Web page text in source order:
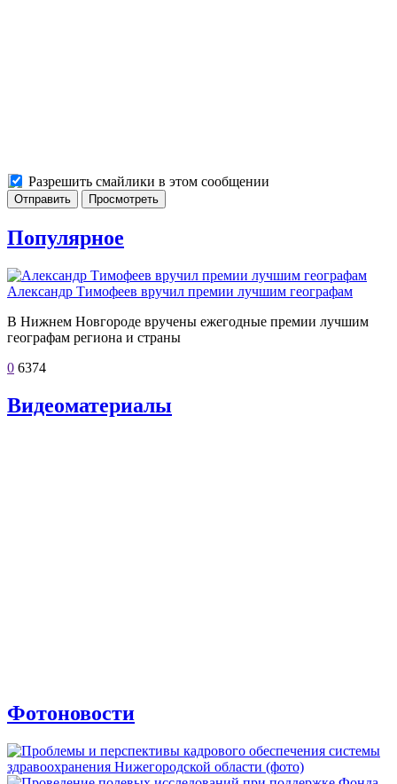
Разрешить смайлики в этом сообщении
Популярное
Александр Тимофеев вручил премии лучшим географам
В Нижнем Новгороде вручены ежегодные премии лучшим
географам региона и страны
0 6374
Видеоматериалы
Фотоновости